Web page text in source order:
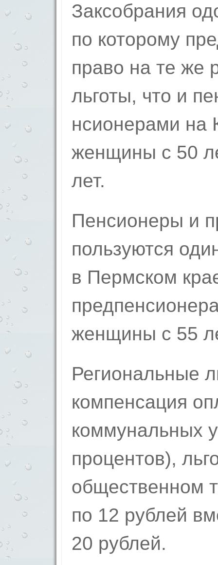
Заксобрания
по которому
пр­аво на те же
льготы, что и
нсионерами на
женщины с 50
лет.
Пенсионеры и
пользуются
в Пермском
женщины с 55
Региональные
компен­сация
коммунальных
процентов),
общественном
по 12 рублей
20 рублей.